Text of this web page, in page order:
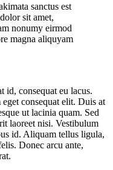
sanctus est
sit amet,
nonumy eirmod
magna aliquyam
id, consequat eu lacus.
consequat elit. Duis at
ut lacinia quam. Sed
laoreet nisi. Vestibulum
id. Aliquam tellus ligula,
Donec arcu ante,